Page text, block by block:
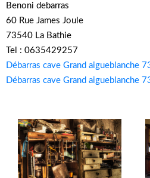
Benoni debarras
60 Rue James Joule
73540 La Bathie
Tel : 0635429257
Débarras cave Grand aigueblanche
Débarras cave Grand aigueblanche